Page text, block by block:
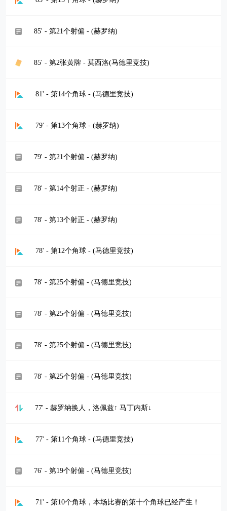
85' - 第21个射偏 - (赫罗纳)
85' - 第2张黄牌 - 莫西洛(马德里竞技)
81' - 第14个角球 - (马德里竞技)
79' - 第13个角球 - (赫罗纳)
79' - 第21个射偏 - (赫罗纳)
78' - 第14个射正 - (赫罗纳)
78' - 第13个射正 - (赫罗纳)
78' - 第12个角球 - (马德里竞技)
78' - 第25个射偏 - (马德里竞技)
78' - 第25个射偏 - (马德里竞技)
78' - 第25个射偏 - (马德里竞技)
78' - 第25个射偏 - (马德里竞技)
77' - 赫罗纳换人，洛佩兹↑ 马丁内斯↓
77' - 第11个角球 - (马德里竞技)
76' - 第19个射偏 - (马德里竞技)
71' - 第10个角球，本场比赛的第十个角球已经产生！